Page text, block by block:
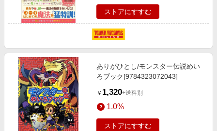
ストアにすすむ
ありがひとし/モンスター伝説めい
ろブック[9784323072043]
￥ 1,320+送料別
1.0%
ストアにすすむ